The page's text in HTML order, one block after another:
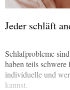
Jeder schläft
Schlafprobleme
haben teils
individuelle und
kannst.